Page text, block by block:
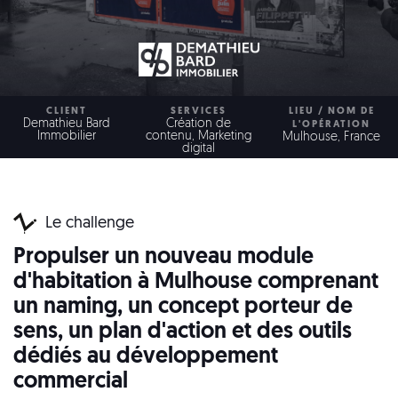
CLIENT
Demathieu Bard
Immobilier
SERVICES
Création de
contenu, Marketing
digital
LIEU / NOM DE
L'OPÉRATION
Mulhouse, France
Le challenge
Propulser un nouveau module
d'habitation à Mulhouse comprenant
un naming, un concept porteur de
sens, un plan d'action et des outils
dédiés au développement
commercial